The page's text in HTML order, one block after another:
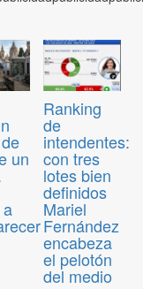
un
Ranking
de
intendentes:
con tres
lotes bien
definidos
Mariel
Fernández
encabeza
el pelotón
del medio